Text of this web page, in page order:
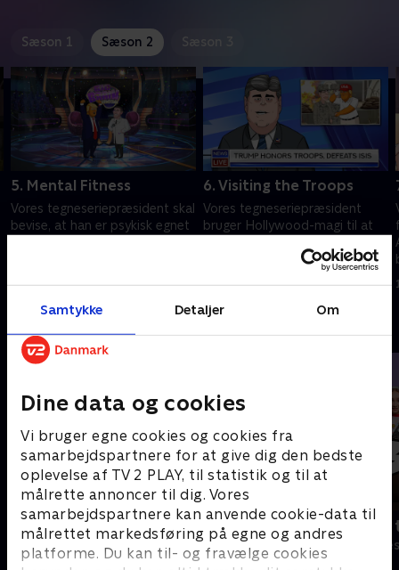
Samtykke Detaljer Om
Dine data og cookies
Vi bruger egne cookies og cookies fra
samarbejdspartnere for at give dig den bedste
oplevelse af TV 2 PLAY, til statistik og til at
målrette annoncer til dig. Vores
samarbejdspartnere kan anvende cookie-data til
målrettet markedsføring på egne og andres
platforme. Du kan til- og fravælge cookies
Sæson 1 Sæson 2 Sæson 3
5. Mental Fitness
Vores tegneseriepræsident skal
bevise, at han er psykisk egnet
1. juli 2021 • 24 min
6. Visiting the Troops
Vores tegneseriepræsident
bruger Hollywood-magi til at
en ensom Don Jr. bliver nære
venner med tech-magnaten
1. juli 2021 • 26 min
Andre så også
Robssons (dansk tale)
Komedie • 1 sæsoner
Bert (dansk
Komedie • 1